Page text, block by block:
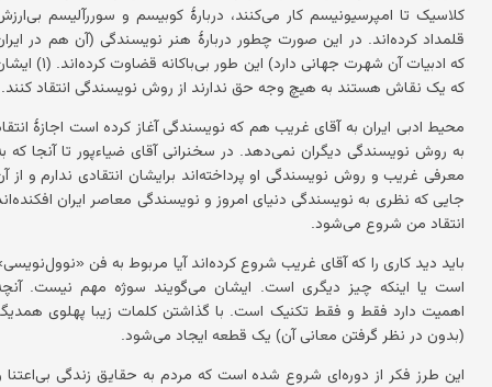
کلاسیک تا امپرسیونیسم کار می‌کنند، دربارهٔ کوبیسم و سوررآلیسم
قلمداد کرده‌اند. در این صورت چطور دربارهٔ هنر نویسندگی (آن هم در
که ادبیات آن شهرت جهانی دارد) این طور بی‌باکانه قضاوت
که یک نقاش هستند به هیچ وجه حق ندارند از روش نویسندگی انتقاد کنند.
محیط ادبی ایران به آقای غریب هم که نویسندگی آغاز کرده است اجازهٔ
به روش نویسندگی دیگران نمی‌دهد. در سخنرانی آقای ضیاءپور تا آنجا که
معرفی غریب و روش نویسندگی او پرداخته‌اند برایشان انتقادی ندارم و از
جایی که نظری به نویسندگی دنیای امروز و نویسندگی معاصر ایران
انتقاد من شروع می‌شود.
باید دید کاری را که آقای غریب شروع کرده‌اند آیا مربوط به فن
است یا اینکه چیز دیگری است. ایشان می‌گویند سوژه مهم نیست.
اهمیت دارد فقط و فقط تکنیک است. با گذاشتن کلمات زیبا پهلوی
(بدون در نظر گرفتن معانی آن) یک قطعه ایجاد می‌شود.
این طرز فکر از دوره‌ای شروع شده است که مردم به حقایق زندگی بی‌اعتنا